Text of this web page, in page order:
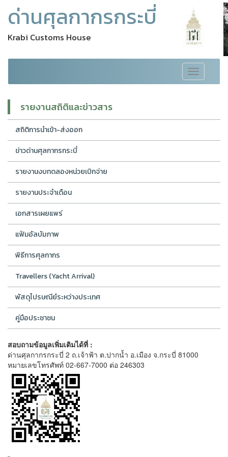
ด่านศุลกากรกระบี่
Krabi Customs House
Toggle
navigation
รายงานสถิติและข่าวสาร
สถิติการนำเข้า-ส่งออก
ข่าวด่านศุลกากรกระบี่
รายงานงบทดลองหน่วยเบิกจ่าย
รายงานประจำเดือน
เอกสารเผยแพร่
แฟ้มอัลบัมภาพ
พิธีการศุลกากร
Travellers (Yacht Arrival)
พัสดุไปรษณีย์ระหว่างประเทศ
คู่มือประชาชน
สอบถามข้อมูลเพิ่มเติมได้ที่ :
ด่านศุลกากรกระบี่ 2 ถ.เจ้าฟ้า ต.ปากน้ำ อ.เมือง จ.กระบี่ 81000
หมายเลขโทรศัพท์ 02-667-7000 ต่อ 246303